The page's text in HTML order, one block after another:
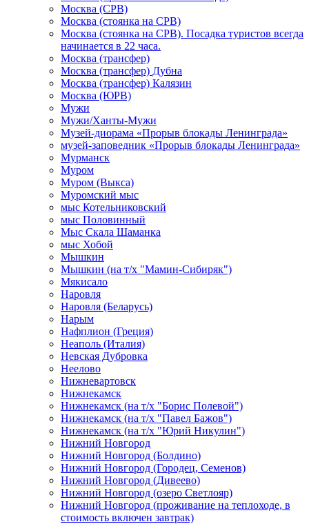
Москва (СРВ)
Москва (стоянка на СРВ)
Москва (стоянка на СРВ). Посадка туристов всегда
начинается в 22 часа.
Москва (трансфер)
Москва (трансфер) Дубна
Москва (трансфер) Калязин
Москва (ЮРВ)
Мужи
Мужи/Ханты-Мужи
Музей-диорама «Прорыв блокады Ленинграда»
музей-заповедник «Прорыв блокады Ленинграда»
Мурманск
Муром
Муром (Выкса)
Муромский мыс
мыс Котельниковский
мыс Половинный
Мыс Скала Шаманка
мыс Хобой
Мышкин
Мышкин (на т/х "Мамин-Сибиряк")
Мякисало
Наровля
Наровля (Беларусь)
Нарым
Нафплион (Греция)
Неаполь (Италия)
Невская Дубровка
Неелово
Нижневартовск
Нижнекамск
Нижнекамск (на т/х "Борис Полевой")
Нижнекамск (на т/х "Павел Бажов")
Нижнекамск (на т/х "Юрий Никулин")
Нижний Новгород
Нижний Новгород (Болдино)
Нижний Новгород (Городец, Семенов)
Нижний Новгород (Дивеево)
Нижний Новгород (озеро Светлояр)
Нижний Новгород (проживание на теплоходе, в
стоимость включен завтрак)